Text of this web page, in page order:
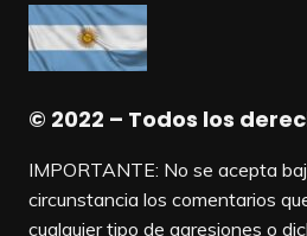
© 2022 – Todos los
IMPORTANTE: No se acepta
circunstancia los comentarios
cualquier tipo de agresiones o